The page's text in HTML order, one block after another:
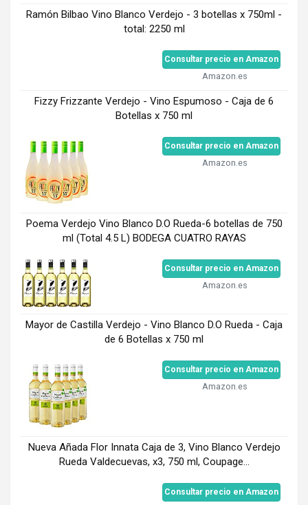
Ramón Bilbao Vino Blanco Verdejo - 3 botellas x 750ml -
total: 2250 ml
Consultar precio en Amazon
Amazon.es
Fizzy Frizzante Verdejo - Vino Espumoso - Caja de 6
Botellas x 750 ml
Consultar precio en Amazon
Amazon.es
Poema Verdejo Vino Blanco D.O Rueda-6 botellas de 750
ml (Total 4.5 L) BODEGA CUATRO RAYAS
Consultar precio en Amazon
Amazon.es
Mayor de Castilla Verdejo - Vino Blanco D.O Rueda - Caja
de 6 Botellas x 750 ml
Consultar precio en Amazon
Amazon.es
Nueva Añada Flor Innata Caja de 3, Vino Blanco Verdejo
Rueda Valdecuevas, x3, 750 ml, Coupage...
Consultar precio en Amazon